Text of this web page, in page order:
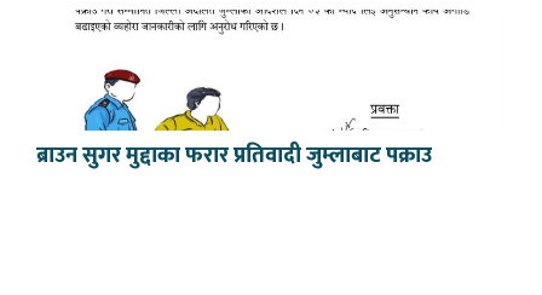
ब्राउन सुगर मुद्दाका फरार प्रतिवादी जुम्लाबाट पक्राउ